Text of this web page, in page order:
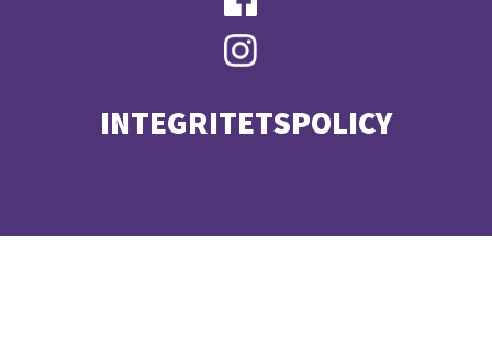
INTEGRITETSPOLICY